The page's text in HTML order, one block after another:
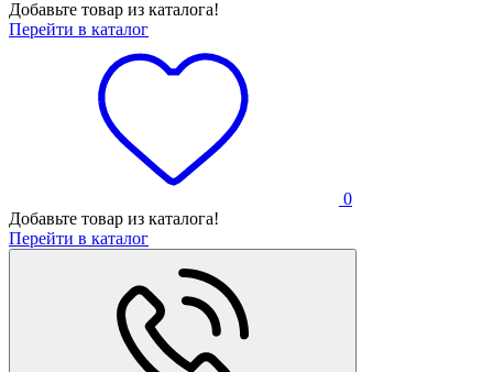
Добавьте товар из каталога!
Перейти в каталог
0
Добавьте товар из каталога!
Перейти в каталог